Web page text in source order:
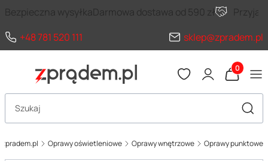
Bezpieczna wysyłkaDarmowa dostawa od 590 zł
+48 781 520 111
sklep@zpradem.pl
Produkty
Otwórz wyszukiwarkę
zpradem.pl Oprawy oświetleniowe Oprawy wnętrzowe Oprawy punktowe